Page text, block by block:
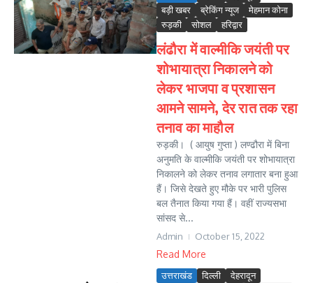
बड़ी खबर
ब्रेकिंग न्यूज
मेहमान कोना
रुड़की
सोशल हरिद्वार
लंढौरा में वाल्मीकि जयंती पर
शोभायात्रा निकालने को
लेकर भाजपा व प्रशासन
आमने सामने, देर रात तक रहा
तनाव का माहौल
रुड़की। ( आयुष गुप्ता ) लण्ढौरा में बिना
अनुमति के वाल्मीकि जयंती पर शोभायात्रा
निकालने को लेकर तनाव लगातार बना हुआ
हैं। जिसे देखते हुए मौके पर भारी पुलिस
बल तैनात किया गया हैं। वहीं राज्यसभा
सांसद से...
Admin October 15, 2022
Read More
उत्तराखंड दिल्ली
देहरादून